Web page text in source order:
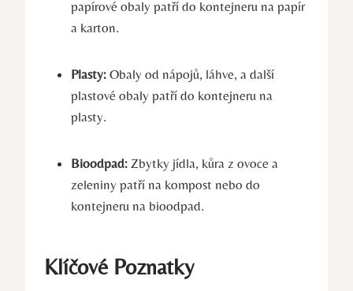
papírové obaly patří do kontejneru na papír
a karton.
Plasty: Obaly od nápojů, láhve, a další
plastové obaly patří do kontejneru na
plasty.
Bioodpad: Zbytky jídla, kůra z ovoce a
zeleniny patří na kompost nebo do
kontejneru na bioodpad.
Klíčové Poznatky